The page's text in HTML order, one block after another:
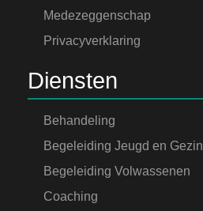
Medezeggenschap
Privacyverklaring
Diensten
Behandeling
Begeleiding Jeugd en Gezin
Begeleiding Volwassenen
Coaching